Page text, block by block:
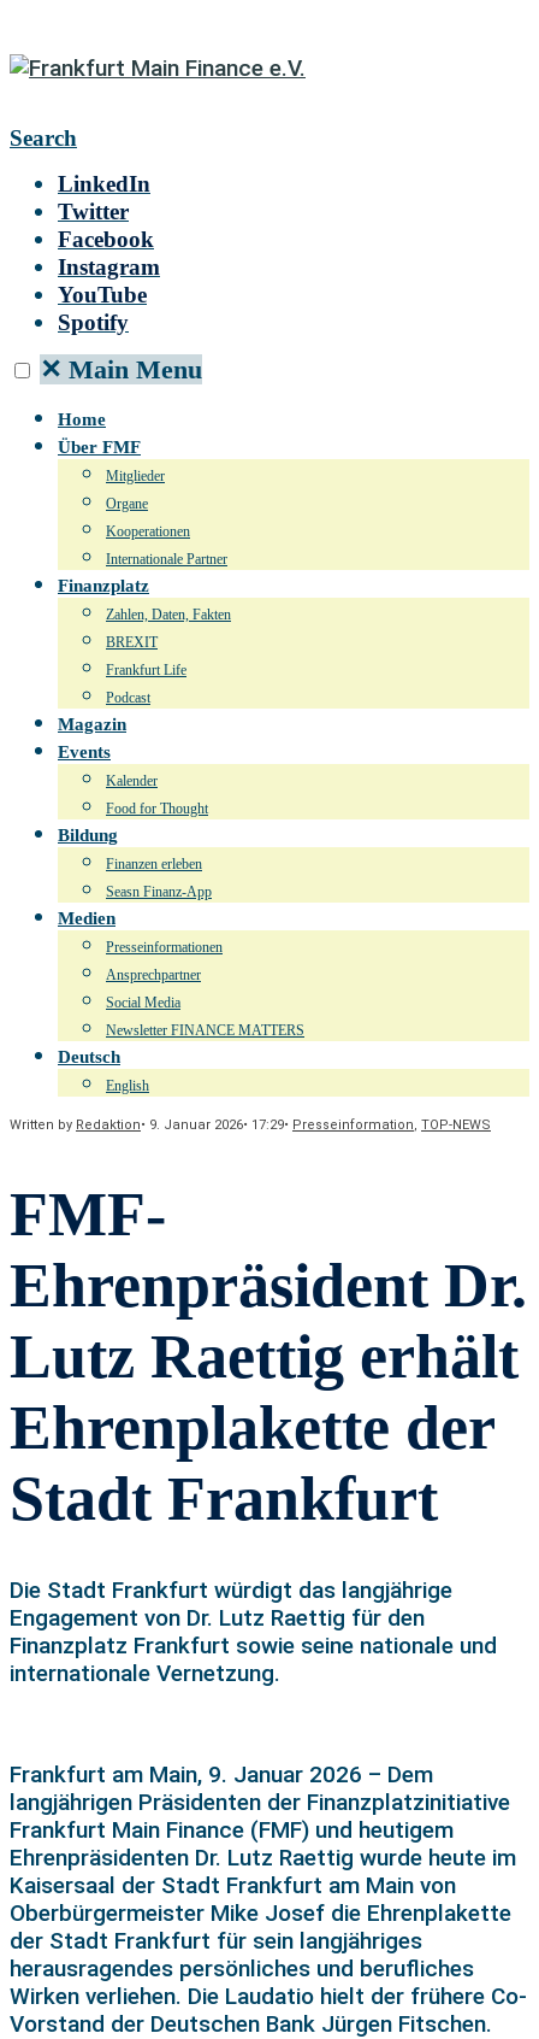
Search
LinkedIn
Twitter
Facebook
Instagram
YouTube
Spotify
✕ Main Menu
Home
Über FMF
Mitglieder
Organe
Kooperationen
Internationale Partner
Finanzplatz
Zahlen, Daten, Fakten
BREXIT
Frankfurt Life
Podcast
Magazin
Events
Kalender
Food for Thought
Bildung
Finanzen erleben
Seasn Finanz-App
Medien
Presseinformationen
Ansprechpartner
Social Media
Newsletter FINANCE MATTERS
Deutsch
English
Written by Redaktion• 9. Januar 2026• 17:29• Presseinformation, TOP-NEWS
FMF-
Ehrenpräsident Dr.
Lutz Raettig erhält
Ehrenplakette der
Stadt Frankfurt
Die Stadt Frankfurt würdigt das langjährige
Engagement von Dr. Lutz Raettig für den
Finanzplatz Frankfurt sowie seine nationale und
internationale Vernetzung.
Frankfurt am Main, 9. Januar 2026 – Dem
langjährigen Präsidenten der Finanzplatzinitiative
Frankfurt Main Finance (FMF) und heutigem
Ehrenpräsidenten Dr. Lutz Raettig wurde heute im
Kaisersaal der Stadt Frankfurt am Main von
Oberbürgermeister Mike Josef die Ehrenplakette
der Stadt Frankfurt für sein langjähriges
herausragendes persönliches und berufliches
Wirken verliehen. Die Laudatio hielt der frühere Co-
Vorstand der Deutschen Bank Jürgen Fitschen.